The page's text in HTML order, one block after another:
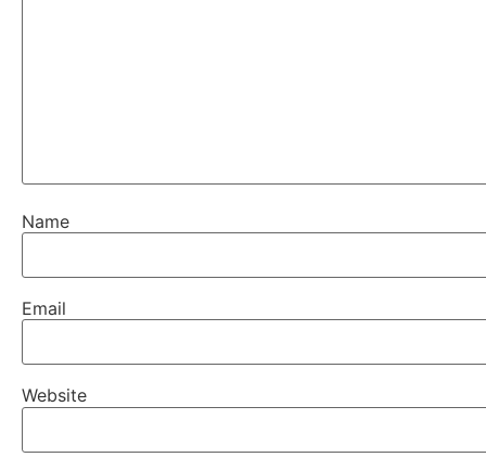
Name
Email
Website